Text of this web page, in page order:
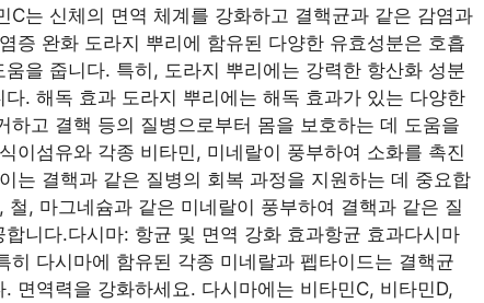
C는 신체의 면역 체계를 강화하고 결핵균과 같은 감염과
증 완화 도라지 뿌리에 함유된 다양한 유효성분은 호흡
을 줍니다. 특히, 도라지 뿌리에는 강력한 항산화 성분
. 해독 효과 도라지 뿌리에는 해독 효과가 있는 다양한
하고 결핵 등의 질병으로부터 몸을 보호하는 데 도움을
이섬유와 각종 비타민, 미네랄이 풍부하여 소화를 촉진
는 결핵과 같은 질병의 회복 과정을 지원하는 데 중요합
, 마그네슘과 같은 미네랄이 풍부하여 결핵과 같은 질
합니다.다시마: 항균 및 면역 강화 효과항균 효과다시마
다시마에 함유된 각종 미네랄과 펩타이드는 결핵균
면역력을 강화하세요. 다시마에는 비타민C, 비타민D,